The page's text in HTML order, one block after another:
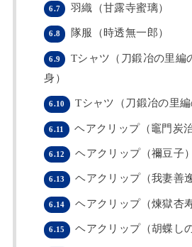
6.7 羽織（甘露寺蜜璃）
6.8 隊服（時透無一郎）
6.9
Tシャツ（刀鍛冶の里編
身）
6.10 Tシャツ（刀鍛冶の里編
6.11 ヘアクリップ（竈門炭治
6.12 ヘアクリップ（禰豆子）
6.13 ヘアクリップ（我妻善逸
6.14 ヘアクリップ（煉獄杏
6.15 ヘアクリップ（胡蝶し